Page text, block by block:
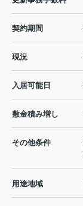
契約期間
現況
入居可能日
敷金積み増し
その他条件
用途地域